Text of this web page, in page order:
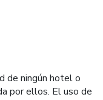
de ningún hotel o
por ellos. El uso de